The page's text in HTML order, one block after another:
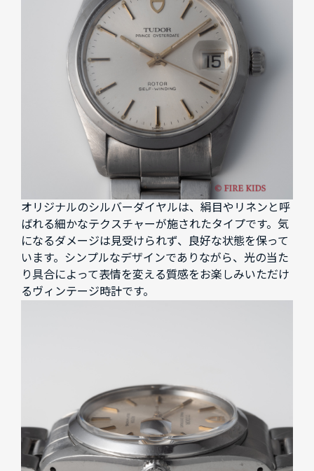
オリジナルのシルバーダイヤルは、絹目やリネンと呼
ばれる細かなテクスチャーが施されたタイプです。気
になるダメージは見受けられず、良好な状態を保って
います。シンプルなデザインでありながら、光の当た
り具合によって表情を変える質感をお楽しみいただけ
るヴィンテージ時計です。